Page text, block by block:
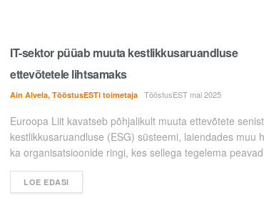
IT-sektor püüab muuta kestlikkusaruandluse
ettevõtetele lihtsamaks
Ain Alvela, TööstusESTi toimetaja TööstusEST mai 2025
Euroopa Liit kavatseb põhjalikult muuta ettevõtete senist
kestlikkusaruandluse (ESG) süsteemi, laiendades muu
ka organisatsioonide ringi, kes sellega tegelema
LOE EDASI